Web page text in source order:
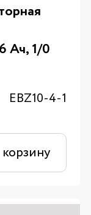
Ач, 1/0
EBZ10-4-1